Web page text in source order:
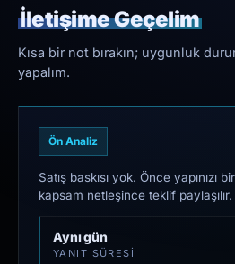
İletişime Geçelim
Kısa bir not bırakın; uygunluk
yapalım.
Ön Analiz
Satış baskısı yok. Önce yapınızı
kapsam netleşince teklif paylaşılır.
Aynı gün
YANIT SÜRESI